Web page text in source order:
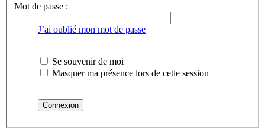
Mot de passe :
J’ai oublié mon mot de passe
Se souvenir de moi
Masquer ma présence lors de cette session